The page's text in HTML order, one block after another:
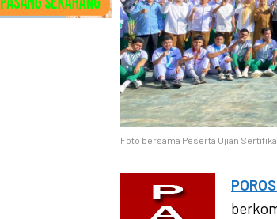
Foto bersama Peserta Ujian